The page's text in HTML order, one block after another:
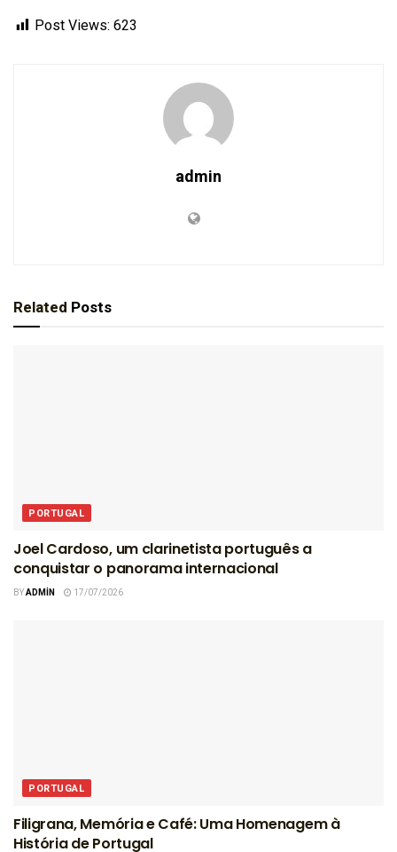
Post Views: 623
admin
Related Posts
PORTUGAL
Joel Cardoso, um clarinetista português a
conquistar o panorama internacional
BYADMIN 17/07/2026
PORTUGAL
Filigrana, Memória e Café: Uma Homenagem à
História de Portugal